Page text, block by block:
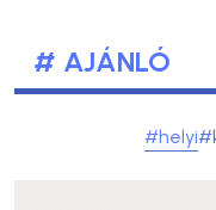
# AJÁNLÓ
#helyi